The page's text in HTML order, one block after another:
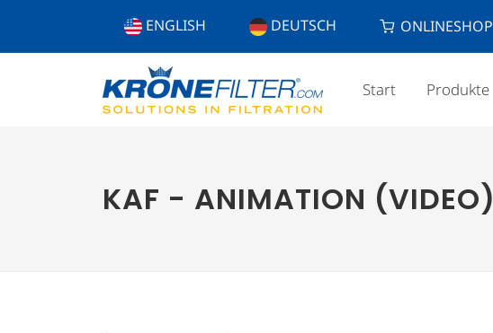
ENGLISH DEUTSCH ONLINESHOP
Start Produkte
KAF - ANIMATION (VIDEO)